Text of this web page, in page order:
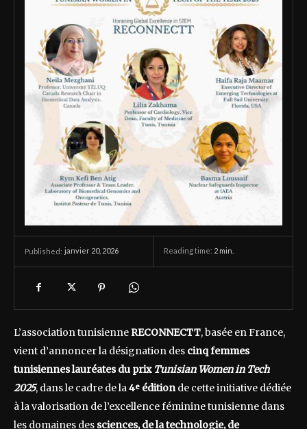
Published: janvier 20, 2026 Reading time: 2 min.
L’association tunisienneRECONNECTT, basée en France,
vient d’annoncer la désignation des cinq femmes
tunisiennes lauréates du prix Tunisian Women in Tech
2025, dans le cadre de la4ᵉ éditionde cette initiative dédiée
à la valorisation de l’excellence féminine tunisienne dans
les domaines des sciences, de la technologie, de